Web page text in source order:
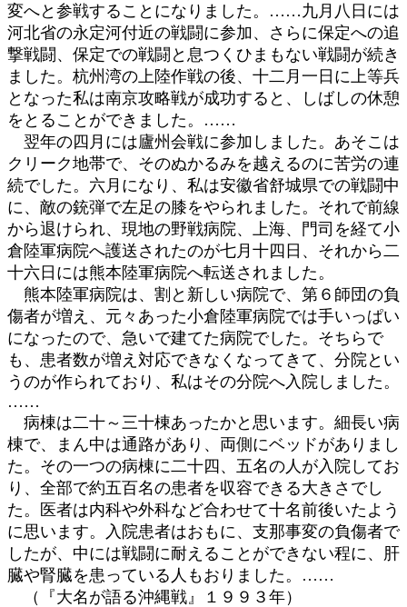
変へと参戦することになりました。……九月八日には
河北省の永定河付近の戦闘に参加、さらに保定への追
撃戦闘、保定での戦闘と息つくひまもない戦闘が続き
ました。杭州湾の上陸作戦の後、十二月一日に上等兵
となった私は南京攻略戦が成功すると、しばしの休憩
をとることができました。……
翌年の四月には廬州会戦に参加しました。あそこは
クリーク地帯で、そのぬかるみを越えるのに苦労の連
続でした。六月になり、私は安徽省舒城県での戦闘中
に、敵の銃弾で左足の膝をやられました。それで前線
から退けられ、現地の野戦病院、上海、門司を経て小
倉陸軍病院へ護送されたのが七月十四日、それから二
十六日には熊本陸軍病院へ転送されました。
熊本陸軍病院は、割と新しい病院で、第６師団の負
傷者が増え、元々あった小倉陸軍病院では手いっぱい
になったので、急いで建てた病院でした。そちらで
も、患者数が増え対応できなくなってきて、分院とい
うのが作られており、私はその分院へ入院しました。
……
病棟は二十～三十棟あったかと思います。細長い病
棟で、まん中は通路があり、両側にベッドがありまし
た。その一つの病棟に二十四、五名の人が入院してお
り、全部で約五百名の患者を収容できる大きさでし
た。医者は内科や外科など合わせて十名前後いたよう
に思います。入院患者はおもに、支那事変の負傷者で
したが、中には戦闘に耐えることができない程に、肝
臓や腎臓を患っている人もおりました。……
（『大名が語る沖縄戦』１９９３年）